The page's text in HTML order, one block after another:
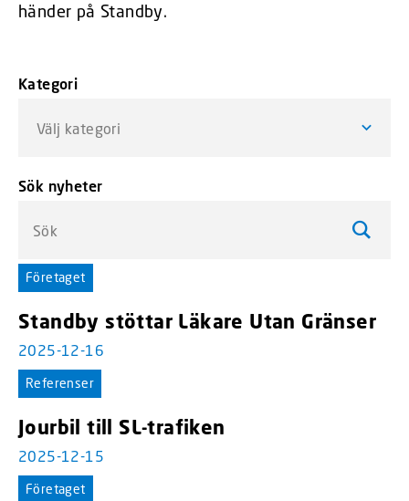
händer på Standby.
Kategori
Välj kategori
Sök nyheter
Företaget
Standby stöttar Läkare Utan Gränser
2025-12-16
Referenser
Jourbil till SL-trafiken
2025-12-15
Företaget